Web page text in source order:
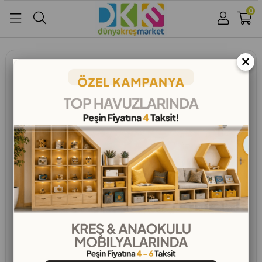
Google İle Bağlan
0
Çocuk Gelişimi, Kreş Tasarımı, Eğitim Pedagojisi
Renk Karmaşası ve Tema Çılgınlığı:
Kreş Mobilyalarının Çocuk Gelişimi
Üzerindeki Gizli Olumsuz Etkileri
Çocuklarımızın ilk öğrenme ve sosyalleşme
ortamları olan kreşler, onların gelecekteki
gelişimlerini derinden etkileyen önemli
mekanlardır. Bu mekanların tasarımı, özellikle de
mobilya seçimi, genellikle estetik kaygılarla yapılır.
Ancak, parlak, karışık renkli ve çeşitli temalı
mobilyaların çocuk gelişimi üzerindeki potansiyel
olumsuz etkileri, uzmanlar tarafından giderek daha
×